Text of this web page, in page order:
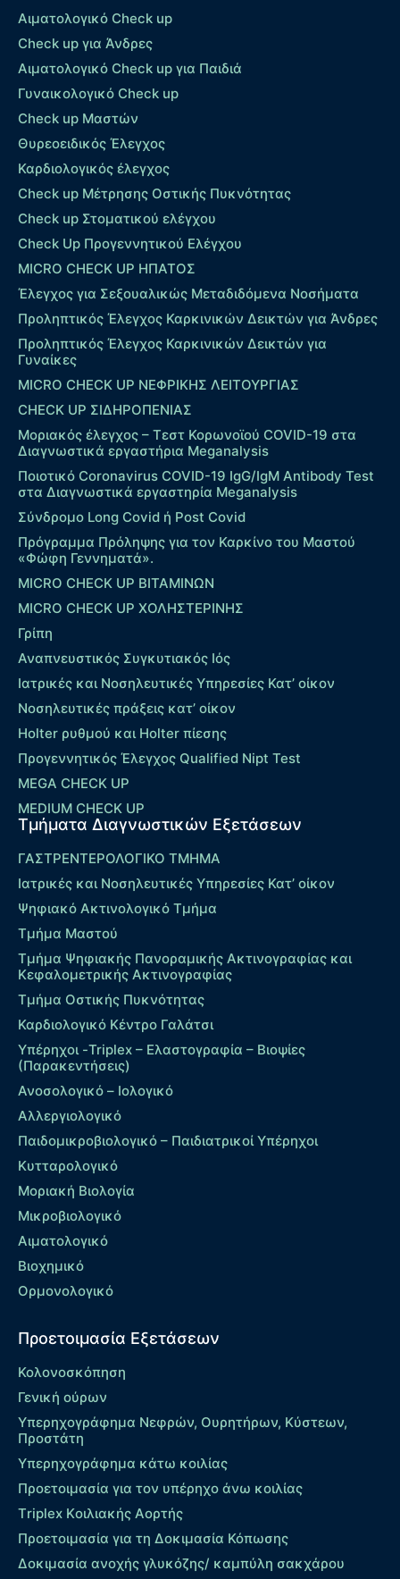
Αιματολογικό Check up
Check up για Άνδρες
Αιματολογικό Check up για Παιδιά
Γυναικολογικό Check up
Check up Μαστών
Θυρεοειδικός Έλεγχος
Καρδιολογικός έλεγχος
Check up Mέτρησης Οστικής Πυκνότητας
Check up Στοματικού ελέγχου
Check Up Προγεννητικού Ελέγχου
MICRO CHECK UP HΠΑΤΟΣ
Έλεγχος για Σεξουαλικώς Μεταδιδόμενα Νοσήματα
Προληπτικός Έλεγχος Καρκινικών Δεικτών για Άνδρες
Προληπτικός Έλεγχος Καρκινικών Δεικτών για
Γυναίκες
MICRO CHECK UP ΝΕΦΡΙΚΗΣ ΛΕΙΤΟΥΡΓΙΑΣ
CHECK UP ΣΙΔΗΡΟΠΕΝΙΑΣ
Μοριακός έλεγχος – Τεστ Κορωνοϊού COVID-19 στα
Διαγνωστικά εργαστήρια Meganalysis
Ποιοτικό Coronavirus COVID-19 IgG/IgM Antibody Test
στα Διαγνωστικά εργαστηρία Meganalysis
Σύνδρομο Long Covid ή Post Covid
Πρόγραμμα Πρόληψης για τον Καρκίνο του Μαστού
«Φώφη Γεννηματά».
MICRO CHECK UP ΒΙΤΑΜΙΝΩΝ
MICRO CHECK UP ΧΟΛΗΣΤΕΡΙΝΗΣ
Γρίπη
Αναπνευστικός Συγκυτιακός Ιός
Ιατρικές και Νοσηλευτικές Υπηρεσίες Κατ’ οίκον
Νοσηλευτικές πράξεις κατ’ οίκον
Holter ρυθμού και Holter πίεσης
Προγεννητικός Έλεγχος Qualified Nipt Test
MEGA CHECK UP
MEDIUM CHECK UP
Τμήματα Διαγνωστικών Εξετάσεων
ΓΑΣΤΡΕΝΤΕΡΟΛΟΓΙΚΟ ΤΜΗΜΑ
Ιατρικές και Νοσηλευτικές Υπηρεσίες Κατ’ οίκον
Ψηφιακό Ακτινολογικό Τμήμα
Τμήμα Μαστού
Τμήμα Ψηφιακής Πανοραμικής Ακτινογραφίας και
Κεφαλομετρικής Ακτινογραφίας
Τμήμα Οστικής Πυκνότητας
Καρδιολογικό Κέντρο Γαλάτσι
Υπέρηχοι -Triplex – Eλαστογραφία – Βιοψίες
(Παρακεντήσεις)
Ανοσολογικό – Ιολογικό
Αλλεργιολογικό
Παιδομικροβιολογικό – Παιδιατρικοί Υπέρηχοι
Κυτταρολογικό
Μοριακή Βιολογία
Μικροβιολογικό
Αιματολογικό
Βιοχημικό
Ορμονολογικό
Προετοιμασία Εξετάσεων
Κολονοσκόπηση
Γενική ούρων
Υπερηχογράφημα Νεφρών, Ουρητήρων, Κύστεων,
Προστάτη
Υπερηχογράφημα κάτω κοιλίας
Προετοιμασία για τον υπέρηχο άνω κοιλίας
Τriplex Kοιλιακής Αορτής
Προετοιμασία για τη Δοκιμασία Κόπωσης
Δοκιμασία ανοχής γλυκόζης/ καμπύλη σακχάρου